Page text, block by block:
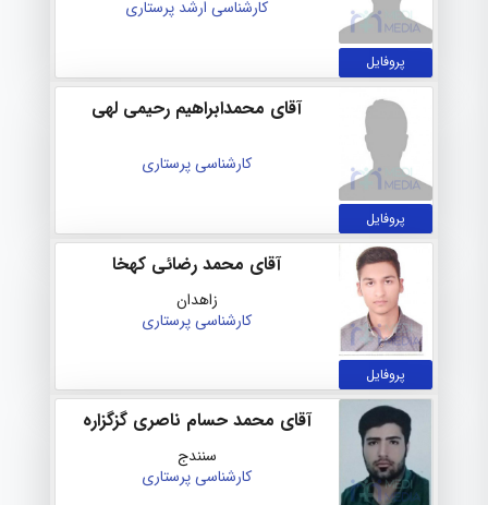
پروفایل
کارشناسی ارشد پرستاری
پروفایل
آقای محمدابراهیم رحیمی لهی
کارشناسی پرستاری
پروفایل
آقای محمد رضائی کهخا
زاهدان
کارشناسی پرستاری
آقای محمد حسام ناصری گزگزاره
سنندج
کارشناسی پرستاری